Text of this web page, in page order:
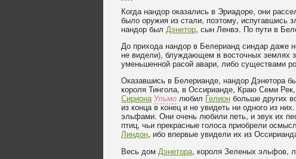
Когда нандор оказались в Эриадоре, они
было оружия из стали, поэтому, испугавшись
нандор был Дэнетор, сын Ленвэ. По пути в
До прихода нандор в Белерианд синдар даже
не видели), блуждающем в восточных землях
уменьшенной расой авари, либо существами
Оказавшись в Белерианде, нандор Дэнетора
короля Тингола, в Оссирианде, Краю Семи
Сириона Ульмо любил Гелион больше других
из конца в конец и не увидеть ни одного из
эльфами. Они очень любили петь, и звук их
птиц, чьи прекрасные голоса приобрели
Линдон, ибо впервые увидели их из
Весь дом Дэнетора, короля Зеленых эльфов,